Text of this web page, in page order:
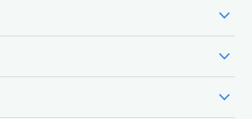
expand_more
expand_more
expand_more